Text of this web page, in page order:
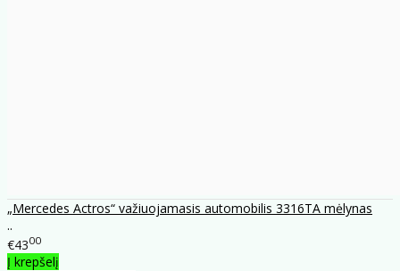
„Mercedes Actros“ važiuojamasis automobilis 3316TA mėlynas
..
€4300
Į krepšelį